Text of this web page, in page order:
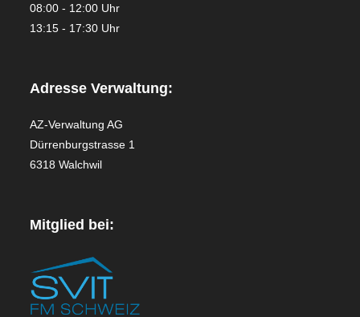
08:00 - 12:00 Uhr
13:15 - 17:30 Uhr
Adresse Verwaltung:
AZ-Verwaltung AG
Dürrenburgstrasse 1
6318 Walchwil
Mitglied bei: